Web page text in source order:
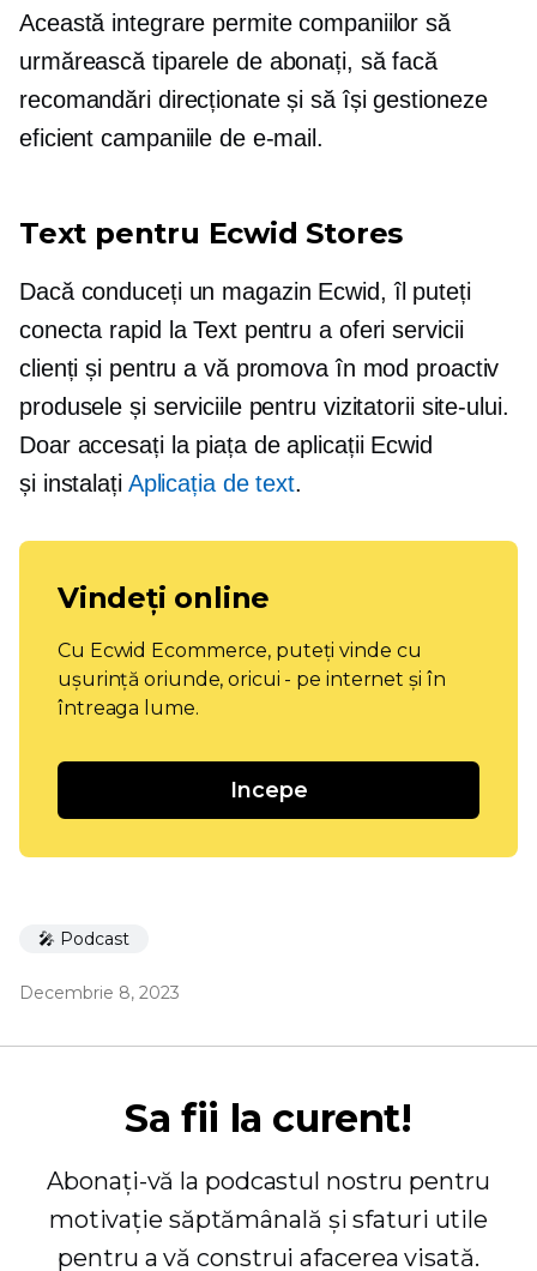
Această integrare permite companiilor să
urmărească tiparele de abonați, să facă
recomandări direcționate și să își gestioneze
eficient campaniile de e-mail.
Text pentru Ecwid Stores
Dacă conduceți un magazin Ecwid, îl puteți
conecta rapid la Text pentru a oferi servicii
clienți și pentru a vă promova în mod proactiv
produsele și serviciile pentru vizitatorii site-ului.
Doar accesați la piața de aplicații Ecwid
și instalați Aplicația de text.
Vindeți online
Cu Ecwid Ecommerce, puteți vinde cu
ușurință oriunde, oricui - pe internet și în
întreaga lume.
Incepe
🎤 Podcast
Decembrie 8, 2023
Sa fii la curent!
Abonați-vă la podcastul nostru pentru
motivație săptămânală și sfaturi utile
pentru a vă construi afacerea visată.